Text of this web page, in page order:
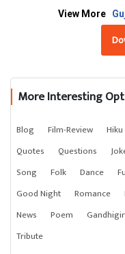
View More
More Interesting
Blog Film-Review Hiku
Quotes
Questions
Song
Folk Dance
Good Night
Romance
News
Poem
Tribute